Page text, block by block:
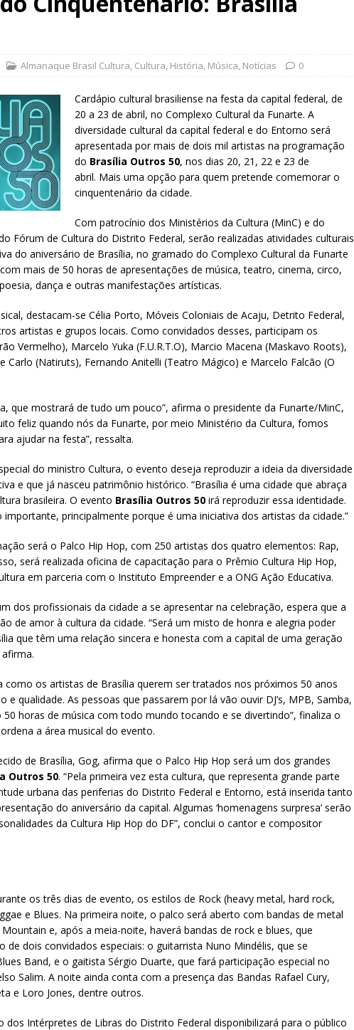
Almanaque Brasil Cultura, Cultura, História, Música, Notícias 0
Cardápio cultural brasiliense na festa da capital federal, de
20 a 23 de abril, no Complexo Cultural da Funarte. A
diversidade cultural da capital federal e do Entorno será
apresentada por mais de dois mil artistas na programação
do Brasília Outros 50, nos dias 20, 21, 22 e 23 de
abril. Mais uma opção para quem pretende comemorar o
cinquentenário da cidade.
Com patrocínio dos Ministérios da Cultura (MinC) e do
Fórum de Cultura do Distrito Federal, serão realizadas atividades culturais
do aniversário de Brasília, no gramado do Complexo Cultural da Funarte
mais de 50 horas de apresentações de música, teatro, cinema, circo,
dança e outras manifestações artísticas.
destacam-se Célia Porto, Móveis Coloniais de Acaju, Detrito Federal,
artistas e grupos locais. Como convidados desses, participam os
Vermelho), Marcelo Yuka (F.U.R.T.O), Marcio Macena (Maskavo Roots),
Carlo (Natiruts), Fernando Anitelli (Teatro Mágico) e Marcelo Falcão (O
que mostrará de tudo um pouco”, afirma o presidente da Funarte/MinC,
feliz quando nós da Funarte, por meio Ministério da Cultura, fomos
ajudar na festa”, ressalta.
do ministro Cultura, o evento deseja reproduzir a ideia da diversidade
e que já nasceu patrimônio histórico. “Brasília é uma cidade que abraça
brasileira. O evento Brasília Outros 50 irá reproduzir essa identidade.
principalmente porque é uma iniciativa dos artistas da cidade.”
será o Palco Hip Hop, com 250 artistas dos quatro elementos: Rap,
será realizada oficina de capacitação para o Prêmio Cultura Hip Hop,
em parceria com o Instituto Empreender e a ONG Ação Educativa.
dos profissionais da cidade a se apresentar na celebração, espera que a
de amor à cultura da cidade. “Será um misto de honra e alegria poder
que têm uma relação sincera e honesta com a capital de uma geração
como os artistas de Brasília querem ser tratados nos próximos 50 anos
e qualidade. As pessoas que passarem por lá vão ouvir DJ’s, MPB, Samba,
50 horas de música com todo mundo tocando e se divertindo”, finaliza o
a área musical do evento.
de Brasília, Gog, afirma que o Palco Hip Hop será um dos grandes
Outros 50. “Pela primeira vez esta cultura, que representa grande parte
urbana das periferias do Distrito Federal e Entorno, está inserida tanto
do aniversário da capital. Algumas ‘homenagens surpresa’ serão
da Cultura Hip Hop do DF”, conclui o cantor e compositor
os três dias de evento, os estilos de Rock (heavy metal, hard rock,
e Blues. Na primeira noite, o palco será aberto com bandas de metal
e, após a meia-noite, haverá bandas de rock e blues, que
de dois convidados especiais: o guitarrista Nuno Mindélis, que se
Band, e o gaitista Sérgio Duarte, que fará participação especial no
Salim. A noite ainda conta com a presença das Bandas Rafael Cury,
e Loro Jones, dentre outros.
dos Intérpretes de Libras do Distrito Federal disponibilizará para o público